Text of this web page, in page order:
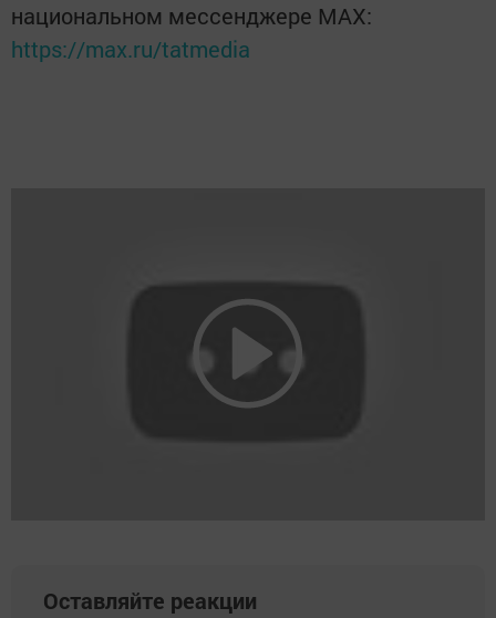
национальном мессенджере MАХ:
https://max.ru/tatmedia
Оставляйте реакции